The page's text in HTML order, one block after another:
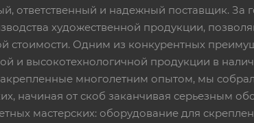
ответственный и надежный поставщик.
художественной продукции,
стоимости. Одним из конкурентных
и высокотехнологичной продукции в
многолетним опытом, мы
начиная от скоб заканчивая серьезным
мастерских: оборудование для